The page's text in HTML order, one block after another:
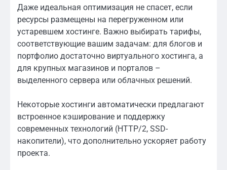
Даже идеальная оптимизация не спасет, если
ресурсы размещены на перегруженном или
устаревшем хостинге. Важно выбирать тарифы,
соответствующие вашим задачам: для блогов и
портфолио достаточно виртуального хостинга, а
для крупных магазинов и порталов –
выделенного сервера или облачных решений.
Некоторые хостинги автоматически предлагают
встроенное кэширование и поддержку
современных технологий (HTTP/2, SSD-
накопители), что дополнительно ускоряет работу
проекта.